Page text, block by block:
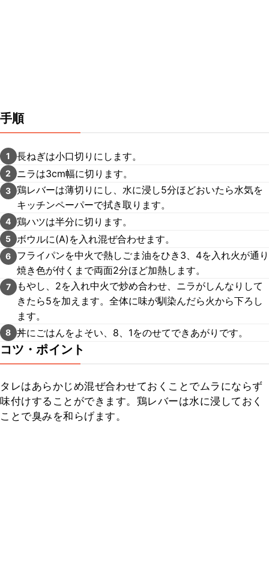
手順
1 長ねぎは小口切りにします。
2 ニラは3cm幅に切ります。
3 鶏レバーは薄切りにし、水に浸し5分ほどおいたら水気を
キッチンペーパーで拭き取ります。
4 鶏ハツは半分に切ります。
5 ボウルに(A)を入れ混ぜ合わせます。
6
フライパンを中火で熱しごま油をひき3、4を入れ火が通り
焼き色が付くまで両面2分ほど加熱します。
7
もやし、2を入れ中火で炒め合わせ、ニラがしんなりして
きたら5を加えます。全体に味が馴染んだら火から下ろし
ます。
8 丼にごはんをよそい、8、1をのせてできあがりです。
コツ・ポイント
タレはあらかじめ混ぜ合わせておくことでムラにならず
味付けすることができます。鶏レバーは水に浸しておく
ことで臭みを和らげます。